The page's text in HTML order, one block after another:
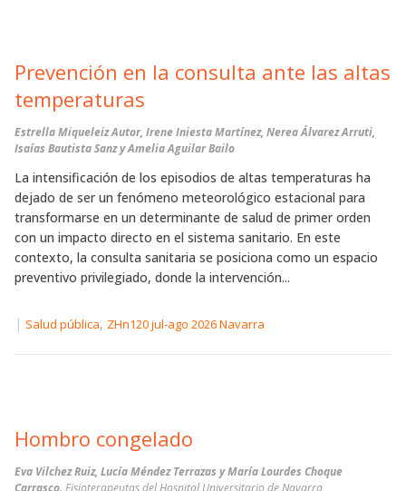
Prevención en la consulta ante las altas
temperaturas
Estrella Miqueleiz Autor, Irene Iniesta Martínez, Nerea Álvarez Arruti,
Isaías Bautista Sanz y Amelia Aguilar Bailo
La intensificación de los episodios de altas temperaturas ha
dejado de ser un fenómeno meteorológico estacional para
transformarse en un determinante de salud de primer orden
con un impacto directo en el sistema sanitario. En este
contexto, la consulta sanitaria se posiciona como un espacio
preventivo privilegiado, donde la intervención...
| Salud pública, ZHn120 jul-ago 2026 Navarra
Hombro congelado
Eva Vilchez Ruiz, Lucía Méndez Terrazas y María Lourdes Choque
Carrasco. Fisioterapeutas del Hospital Universitario de Navarra